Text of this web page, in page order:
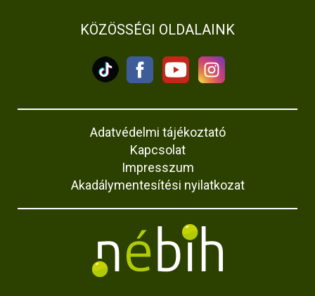
KÖZÖSSÉGI OLDALAINK
Adatvédelmi tájékoztató
Kapcsolat
Impresszum
Akadálymentesítési nyilatkozat